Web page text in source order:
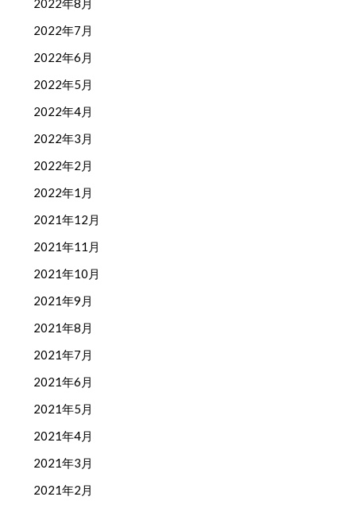
2022年8月
2022年7月
2022年6月
2022年5月
2022年4月
2022年3月
2022年2月
2022年1月
2021年12月
2021年11月
2021年10月
2021年9月
2021年8月
2021年7月
2021年6月
2021年5月
2021年4月
2021年3月
2021年2月